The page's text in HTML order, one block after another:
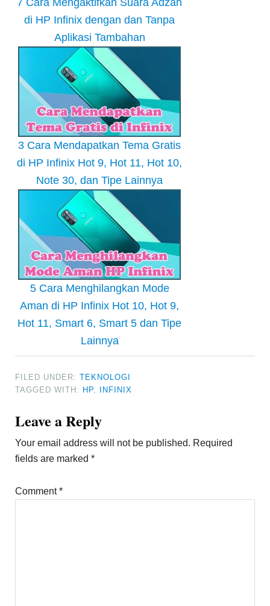
7 Cara Mengaktifkan Suara Adzan
di HP Infinix dengan dan Tanpa
Aplikasi Tambahan
3 Cara Mendapatkan Tema Gratis
di HP Infinix Hot 9, Hot 11, Hot 10,
Note 30, dan Tipe Lainnya
5 Cara Menghilangkan Mode
Aman di HP Infinix Hot 10, Hot 9,
Hot 11, Smart 6, Smart 5 dan Tipe
Lainnya
FILED UNDER:TEKNOLOGI
TAGGED WITH: HP, INFINIX
Reader
Interactions
Leave a Reply
Your email address will not be published. Required
fields are marked*
Comment*